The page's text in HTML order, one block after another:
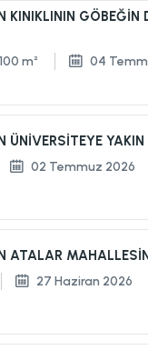
KINIKLININ GÖBEĞİN
100 m² 04
ÜNİVERSİTEYE
02 Temmuz 2026
ATALAR
27 Haziran 2026